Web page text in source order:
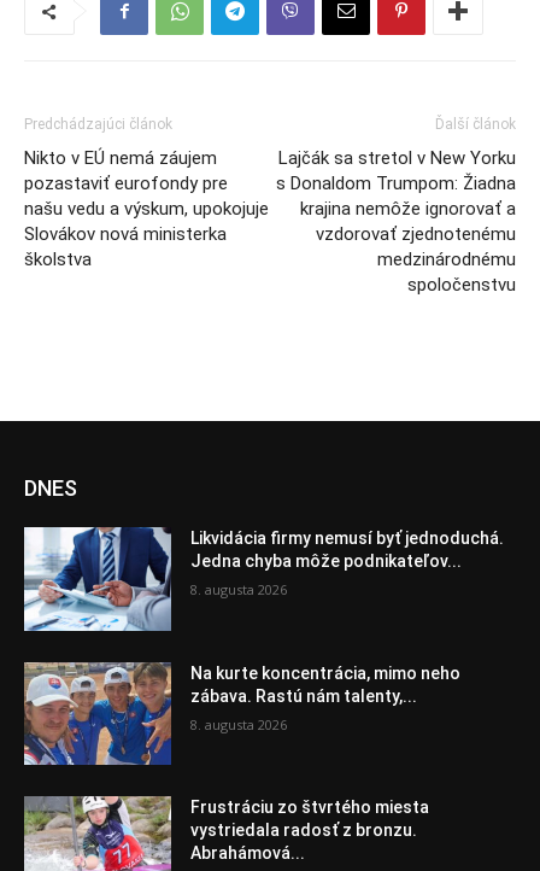
Predchádzajúci článok
Nikto v EÚ nemá záujem
pozastaviť eurofondy pre
našu vedu a výskum, upokojuje
Slovákov nová ministerka
školstva
Ďalší článok
Lajčák sa stretol v New Yorku
s Donaldom Trumpom: Žiadna
krajina nemôže ignorovať a
vzdorovať zjednotenému
medzinárodnému
spoločenstvu
DNES
Likvidácia firmy nemusí byť jednoduchá.
Jedna chyba môže podnikateľov...
8. augusta 2026
Na kurte koncentrácia, mimo neho
zábava. Rastú nám talenty,...
8. augusta 2026
Frustráciu zo štvrtého miesta
vystriedala radosť z bronzu.
Abrahámová...